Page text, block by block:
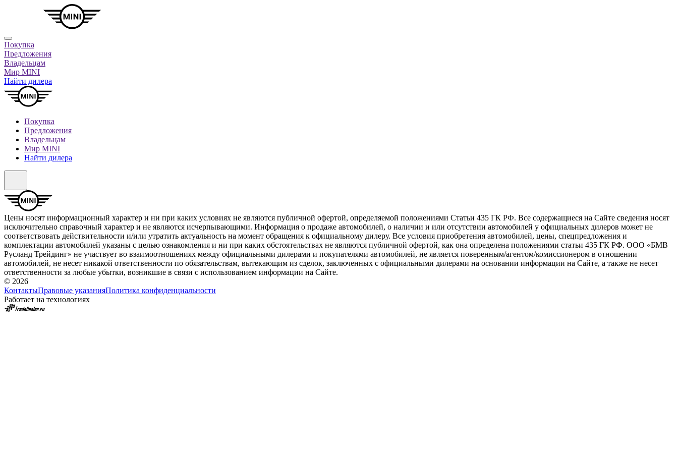
Покупка
Предложения
Владельцам
Мир MINI
Найти дилера
Покупка
Предложения
Владельцам
Мир MINI
Найти дилера
Цены носят информационный характер и ни при каких условиях не являются публичной офертой, определяемой положениями Статьи 435 ГК РФ. Все содержащиеся на Сайте сведения носят
исключительно справочный характер и не являются исчерпывающими. Информация о продаже автомобилей, о наличии и или отсутствии автомобилей у официальных дилеров может не
соответствовать действительности и/или утратить актуальность на момент обращения к официальному дилеру. Все условия приобретения автомобилей, цены, спецпредложения и
комплектации автомобилей указаны с целью ознакомления и ни при каких обстоятельствах не являются публичной офертой, как она определена положениями статьи 435 ГК РФ. ООО «БМВ
Русланд Трейдинг» не участвует во взаимоотношениях между официальными дилерами и покупателями автомобилей, не является поверенным/агентом/комиссионером в отношении
автомобилей, не несет никакой ответственности по обязательствам, вытекающим из сделок, заключенных с официальными дилерами на основании информации на Сайте, а также не несет
ответственности за любые убытки, возникшие в связи с использованием информации на Сайте.
© 2026
КонтактыПравовые указанияПолитика конфиденциальности
Работает на технологиях